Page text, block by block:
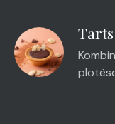
Tarts